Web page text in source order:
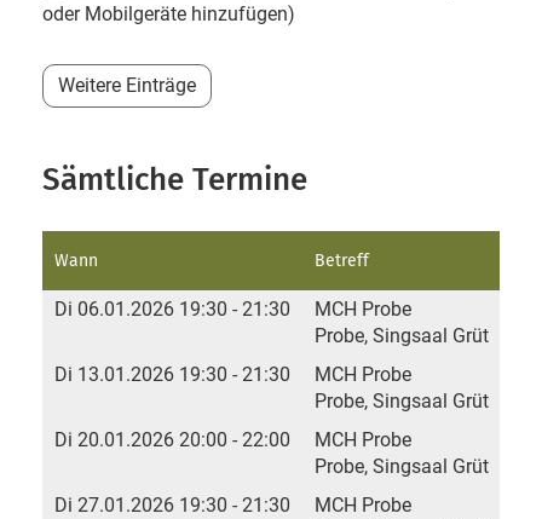
oder Mobilgeräte hinzufügen)
Weitere Einträge
Sämtliche Termine
Wann Betreff
Di 06.01.2026 19:30 - 21:30
MCH Probe
Probe, Singsaal Grüt
Di 13.01.2026 19:30 - 21:30
MCH Probe
Probe, Singsaal Grüt
Di 20.01.2026 20:00 - 22:00
MCH Probe
Probe, Singsaal Grüt
Di 27.01.2026 19:30 - 21:30
MCH Probe